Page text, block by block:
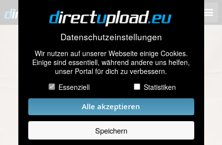
Datenschutzeinstellungen
Wir nutzen auf unserer Webseite einige Cookies.
Einige sind essentiell, während andere uns helfen,
unser Portal für dich zu verbessern.
Essenziell
Statistiken
Alle akzeptieren
Speichern